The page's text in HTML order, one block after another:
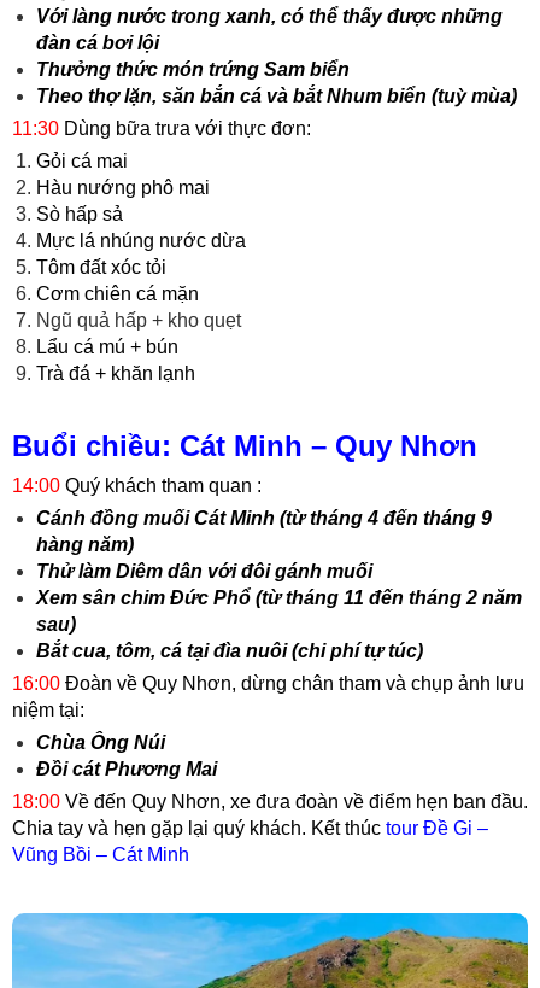
Với làng nước trong xanh, có thể thấy được những
đàn cá bơi lội
Thưởng thức món trứng Sam biển
Theo thợ lặn, săn bắn cá và bắt Nhum biển (tuỳ mùa)
11:30 Dùng bữa trưa với thực đơn:
Gỏi cá mai
Hàu nướng phô mai
Sò hấp sả
Mực lá nhúng nước dừa
Tôm đất xóc tỏi
Cơm chiên cá mặn
Ngũ quả hấp + kho quẹt
Lẩu cá mú + bún
Trà đá + khăn lạnh
Buổi chiều: Cát Minh – Quy Nhơn
14:00 Quý khách tham quan :
Cánh đồng muối Cát Minh (từ tháng 4 đến tháng 9
hàng năm)
Thử làm Diêm dân với đôi gánh muối
Xem sân chim Đức Phổ (từ tháng 11 đến tháng 2 năm
sau)
Bắt cua, tôm, cá tại đìa nuôi (chi phí tự túc)
16:00 Đoàn về Quy Nhơn, dừng chân tham và chụp ảnh lưu
niệm tại:
Chùa Ông Núi
Đồi cát Phương Mai
18:00 Về đến Quy Nhơn, xe đưa đoàn về điểm hẹn ban đầu.
Chia tay và hẹn gặp lại quý khách. Kết thúc tour Đề Gi –
Vũng Bồi – Cát Minh